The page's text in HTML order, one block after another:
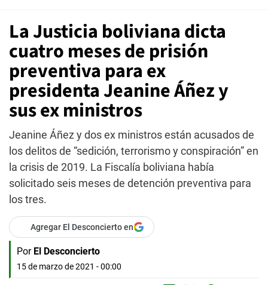
La Justicia boliviana dicta
cuatro meses de prisión
preventiva para ex
presidenta Jeanine Áñez y
sus ex ministros
Jeanine Áñez y dos ex ministros están acusados de
los delitos de “sedición, terrorismo y conspiración” en
la crisis de 2019. La Fiscalía boliviana había
solicitado seis meses de detención preventiva para
los tres.
Agregar El Desconcierto en
Por El Desconcierto
15 de marzo de 2021 - 00:00